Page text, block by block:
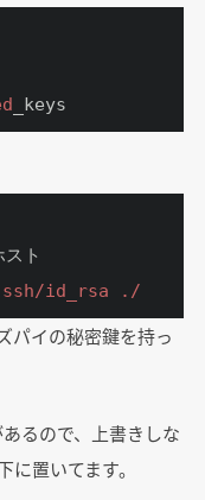
_keys
ト
id_rsa ./
パイの秘密鍵を持っ
るので、上書きしな
置いてます。